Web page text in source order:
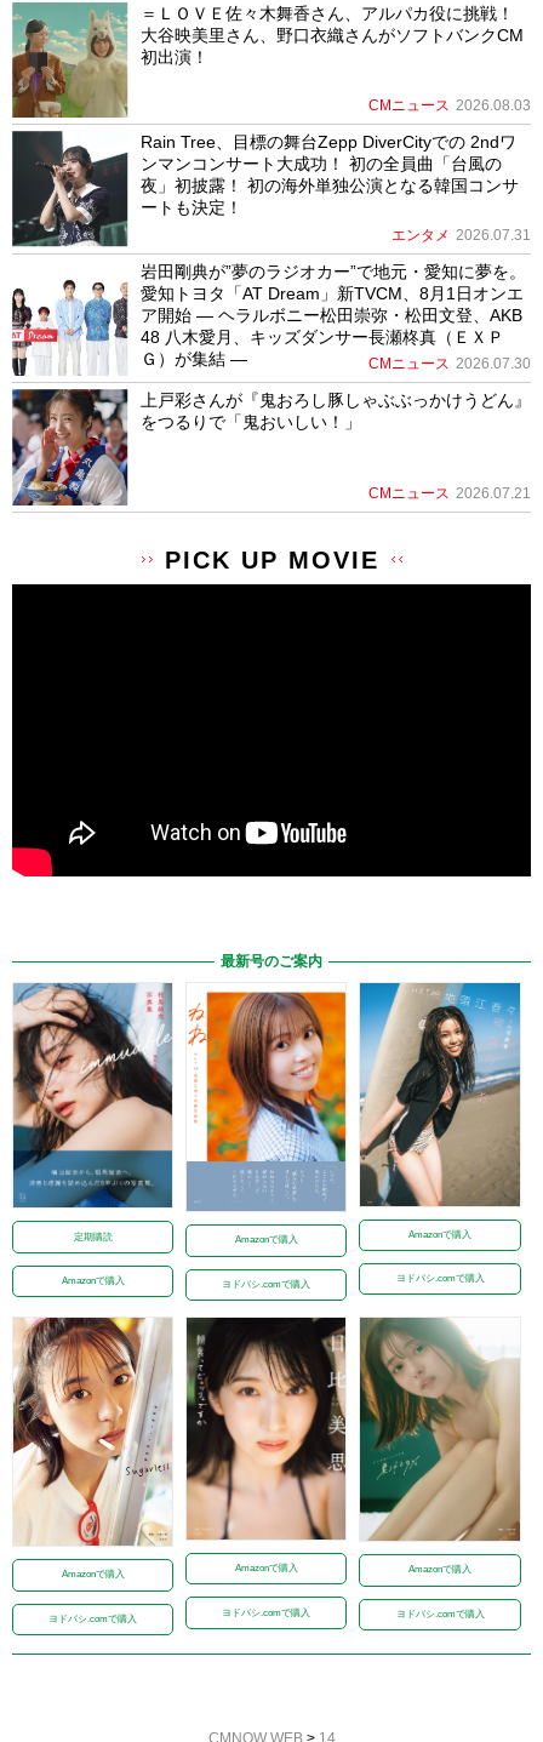
＝ＬＯＶＥ佐々木舞香さん、アルパカ役に挑戦！
大谷映美里さん、野口衣織さんがソフトバンクCM
初出演！
CMニュース 2026.08.03
Rain Tree、目標の舞台Zepp DiverCityでの 2ndワ
ンマンコンサート大成功！ 初の全員曲「台風の
夜」初披露！ 初の海外単独公演となる韓国コンサ
ートも決定！
エンタメ 2026.07.31
岩田剛典が”夢のラジオカー”で地元・愛知に夢を。
愛知トヨタ「AT Dream」新TVCM、8月1日オンエ
ア開始 ― ヘラルボニー松田崇弥・松田文登、AKB
48 八木愛月、キッズダンサー長瀬柊真（ＥＸＰ
Ｇ）が集結 ―
CMニュース 2026.07.30
上戸彩さんが『鬼おろし豚しゃぶぶっかけうどん』
をつるりで「鬼おいしい！」
CMニュース 2026.07.21
PICK UP MOVIE
最新号のご案内
定期購読
Amazonで購入
Amazonで購入
ヨドバシ.comで購入
Amazonで購入
ヨドバシ.comで購入
Amazonで購入
ヨドバシ.comで購入
Amazonで購入
ヨドバシ.comで購入
Amazonで購入
ヨドバシ.comで購入
CMNOW WEB> 14